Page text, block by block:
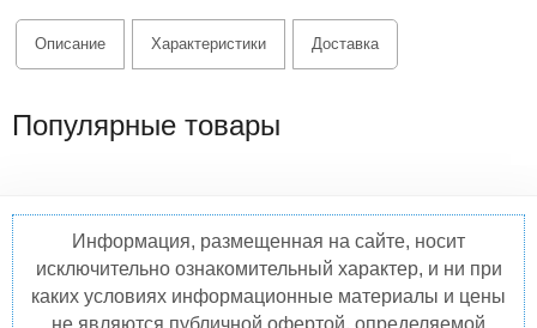
Описание Характеристики Доставка
Популярные товары
Информация, размещенная на сайте, носит
исключительно ознакомительный характер, и ни при
каких условиях информационные материалы и цены
не являются публичной офертой, определяемой